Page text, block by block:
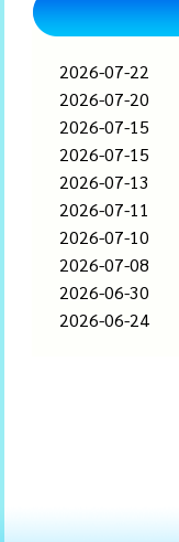
2026-07-22
2026-07-20
2026-07-15
2026-07-15
2026-07-13
2026-07-11
2026-07-10
2026-07-08
2026-06-30
2026-06-24